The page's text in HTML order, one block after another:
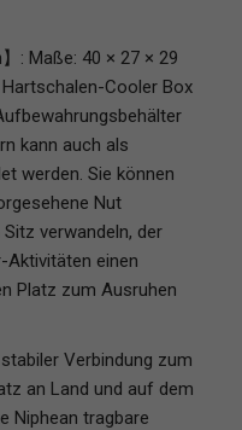
: Maße: 40 × 27 × 29
Cooler Box
kann auch als
werden. Sie können
Nut
verwandeln, der
Aktivitäten einen
Platz zum Ausruhen
Verbindung zum
an Land und auf dem
Niphean tragbare